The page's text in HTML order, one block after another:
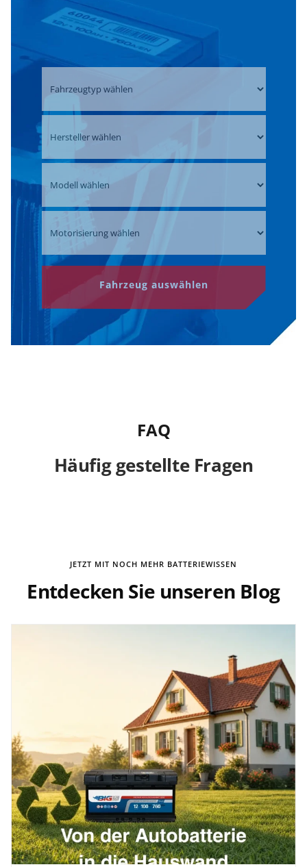
Fahrzeug auswählen
FAQ
Häufig gestellte Fragen
JETZT MIT NOCH MEHR BATTERIEWISSEN
Entdecken Sie unseren Blog